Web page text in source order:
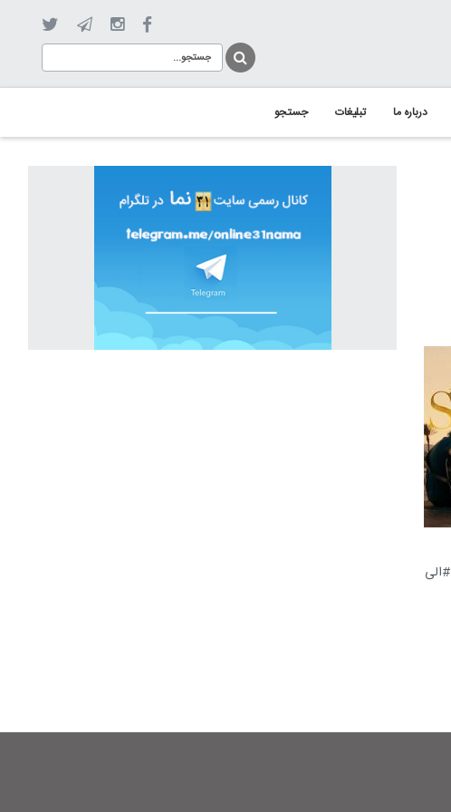
درباره ما تبلیغات جستجو
الی